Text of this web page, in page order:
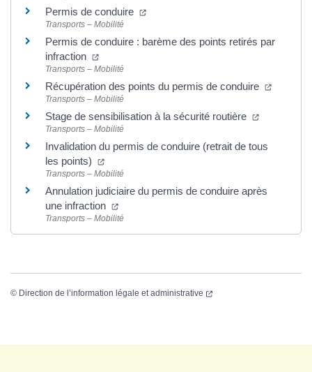
Permis de conduire
Transports – Mobilité
Permis de conduire : barème des points retirés par
infraction
Transports – Mobilité
Récupération des points du permis de conduire
Transports – Mobilité
Stage de sensibilisation à la sécurité routière
Transports – Mobilité
Invalidation du permis de conduire (retrait de tous
les points)
Transports – Mobilité
Annulation judiciaire du permis de conduire après
une infraction
Transports – Mobilité
© Direction de l’information légale et administrative